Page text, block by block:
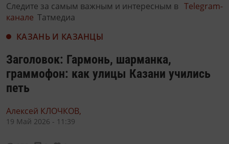
Следите за самым важным и интересным в Telegram-
канале Татмедиа
КАЗАНЬ И КАЗАНЦЫ
Заголовок: Гармонь, шарманка,
граммофон: как улицы Казани учились
петь
Алексей КЛОЧКОВ,
19 Май 2026 - 11:39